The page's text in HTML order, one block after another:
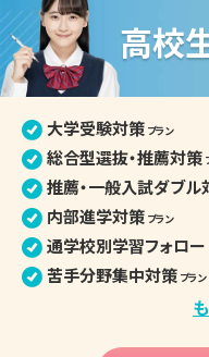
高校
大学受験対策 プラン
総合型選抜・推薦対策
推薦・一般入試ダブル
内部進学対策 プラン
通学校別学習フォロー
苦手分野集中対策 プラン
定期テスト・評定対策